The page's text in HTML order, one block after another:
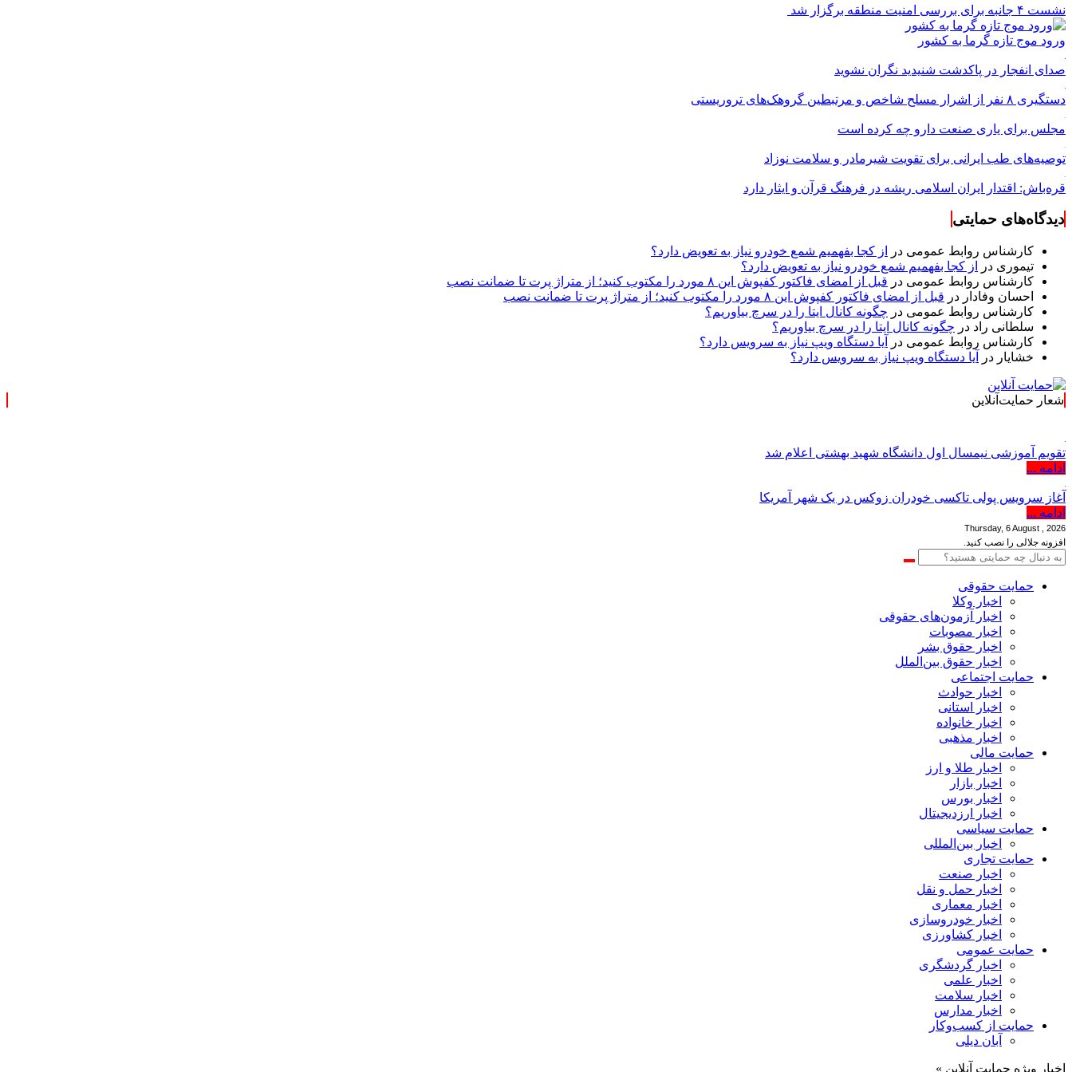
نشست ۴ جانبه برای بررسی امنیت منطقه برگزار شد
ورود موج تازه گرما به کشور
صدای انفجار در پاکدشت شنیدید نگران نشوید
دستگیری ۸ نفر از اشرار مسلح شاخص و مرتبطین گروهک‌های تروریستی
مجلس برای یاری صنعت دارو چه کرده است
توصیه‌های طب ایرانی برای تقویت شیرمادر و سلامت نوزاد
قره‌باش: اقتدار ایران اسلامی ریشه در فرهنگ قرآن و ایثار دارد
دیدگاه‌های حمایتی
کارشناس روابط عمومی در
از کجا بفهمیم شمع خودرو نیاز به تعویض دارد؟
تیموری در
از کجا بفهمیم شمع خودرو نیاز به تعویض دارد؟
کارشناس روابط عمومی در قبل از امضای فاکتور کفپوش این ۸ مورد را مکتوب کنید؛ از متراژ پرت تا ضمانت نصب
احسان وفادار در قبل از امضای فاکتور کفپوش این ۸ مورد را مکتوب کنید؛ از متراژ پرت تا ضمانت نصب
کارشناس روابط عمومی در چگونه کانال ایتا را در سرچ بیاوریم؟
سلطانی راد در چگونه کانال ایتا را در سرچ بیاوریم؟
کارشناس روابط عمومی در
آیا دستگاه ویپ نیاز به سرویس دارد؟
خشایار در آیا دستگاه ویپ نیاز به سرویس دارد؟
شعار حمایت‌آنلاین
تقویم آموزشی نیمسال اول دانشگاه شهید بهشتی اعلام شد
ادامه ...
آغاز سرویس پولی تاکسی خودران زوکس در یک شهر آمریکا
ادامه ...
Thursday, 6 August , 2026
افزونه جلالی را نصب کنید.
حمایت حقوقی
اخبار وکلا
اخبار آزمون‌های حقوقی
اخبار مصوبات
اخبار حقوق بشر
اخبار حقوق بین‌الملل
حمایت اجتماعی
اخبار حوادث
اخبار استانی
اخبار خانواده
اخبار مذهبی
حمایت مالی
اخبار طلا و ارز
اخبار بازار
اخبار بورس
اخبار ارزدیجیتال
حمایت سیاسی
اخبار بین‌المللی
حمایت تجاری
اخبار صنعت
اخبار حمل و نقل
اخبار معماری
اخبار خودروسازی
اخبار کشاورزی
حمایت عمومی
اخبار گردشگری
اخبار علمی
اخبار سلامت
اخبار مدارس
حمایت از کسب‌وکار
آبان دیلی
اخبار ویژه حمایت آنلاین »